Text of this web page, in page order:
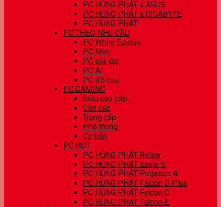
PC HÙNG PHÁT x ASUS
PC HÙNG PHÁT x GIGABYTE
PC HÙNG PHÁT
PC THEO NHU CẦU
PC White Edition
PC Mini
PC giả lập
PC AI
PC đồ hoạ
PC GAMING
Siêu cao cấp
Cao cấp
Trung cấp
Phổ thông
Cơ bản
PC HOT
PC HÙNG PHÁT Relaw
PC HÙNG PHÁT Eagle S
PC HÙNG PHÁT Pegasus A
PC HÙNG PHÁT Falcon D Plus
PC HÙNG PHÁT Falcon C
PC HÙNG PHÁT Falcon E